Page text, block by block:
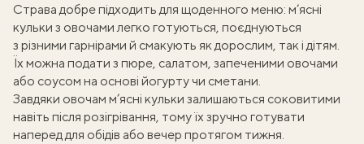
Страва добре підходить для щоденного меню: м’ясні
кульки з овочами легко готуються, поєднуються
з різними гарнірами й смакують як дорослим, так і дітям.
Їх можна подати з пюре, салатом, запеченими овочами
або соусом на основі йогурту чи сметани.
Завдяки овочам м’ясні кульки залишаються соковитими
навіть після розігрівання, тому їх зручно готувати
наперед для обідів або вечер протягом тижня.